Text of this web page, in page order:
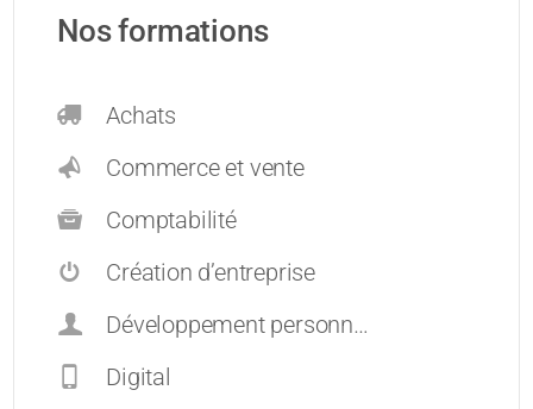
Nos formations
Achats
Commerce et vente
Comptabilité
Création d’entreprise
Développement personnel et carrières
Digital